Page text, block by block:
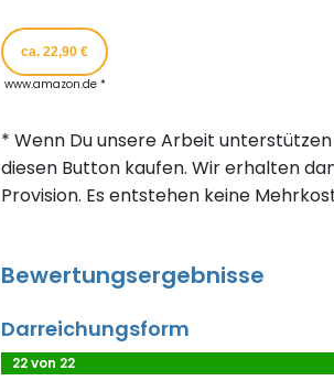
ca. 22,90 €
www.amazon.de *
* Wenn Du unsere Arbeit
diesen Button kaufen. Wir erhalten
Provision. Es entstehen keine
Bewertungsergebnisse
Darreichungsform
22 von 22